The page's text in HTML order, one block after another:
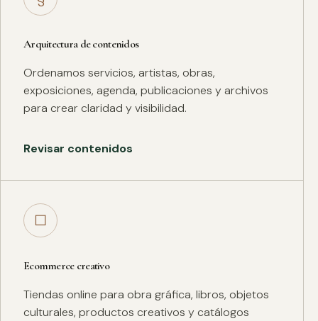
Arquitectura de contenidos
Ordenamos servicios, artistas, obras,
exposiciones, agenda, publicaciones y archivos
para crear claridad y visibilidad.
Revisar contenidos
□
Ecommerce creativo
Tiendas online para obra gráfica, libros, objetos
culturales, productos creativos y catálogos